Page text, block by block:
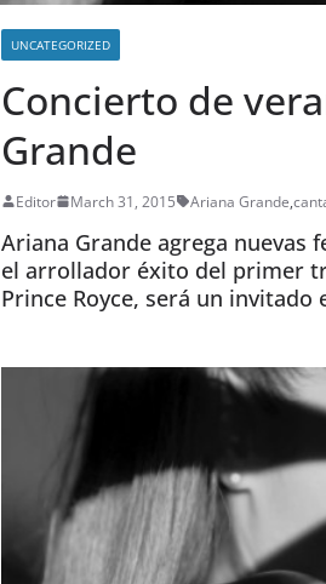
UNCATEGORIZED
Concierto de
Grande
Editor March 31, 2015 Ariana Grande,
Ariana Grande agrega nuevas
el arrollador éxito del primer
Prince Royce, será un invitado